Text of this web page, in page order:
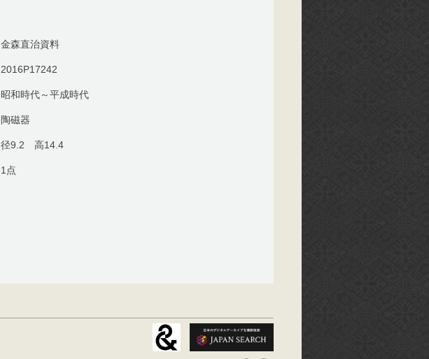
金森直治資料
2016P17242
昭和時代～平成時代
陶磁器
径9.2 高14.4
1点